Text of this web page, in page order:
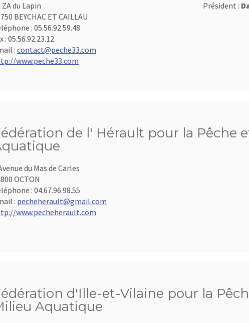
ZA du Lapin
BEYCHAC ET CAILLAU
: 05.56.92.59.48
:05.56.92.23.12
:contact@peche33.com
www.peche33.com
Président :
de l' Hérault pour la Pêche
du Mas de Carles
OCTON
: 04.67.96.98.55
: pecheherault@gmail.com
www.pecheherault.com
d'Ille-et-Vilaine pour la
Aquatique